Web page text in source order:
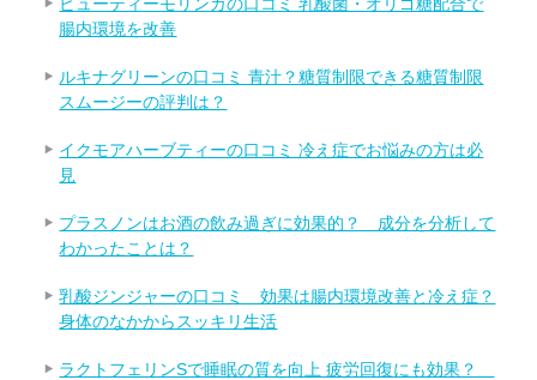
腸内環境を改善
ルキナグリーンの口コミ 青汁？糖質制限できる糖質制限
スムージーの評判は？
イクモアハーブティーの口コミ 冷え症でお悩みの方は必
見
プラスノンはお酒の飲み過ぎに効果的？ 成分を分析して
わかったことは？
乳酸ジンジャーの口コミ 効果は腸内環境改善と冷え症？
身体のなかからスッキリ生活
ラクトフェリンSで睡眠の質を向上 疲労回復にも効果？